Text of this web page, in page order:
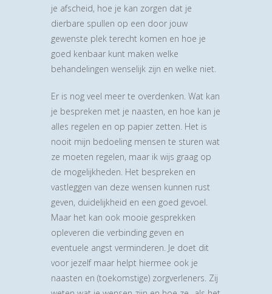
je afscheid, hoe je kan zorgen dat je
dierbare spullen op een door jouw
gewenste plek terecht komen en hoe je
goed kenbaar kunt maken welke
behandelingen wenselijk zijn en welke niet.
Er is nog veel meer te overdenken. Wat kan
je bespreken met je naasten, en hoe kan je
alles regelen en op papier zetten. Het is
nooit mijn bedoeling mensen te sturen wat
ze moeten regelen, maar ik wijs graag op
de mogelijkheden. Het bespreken en
vastleggen van deze wensen kunnen rust
geven, duidelijkheid en een goed gevoel.
Maar het kan ook mooie gesprekken
opleveren die verbinding geven en
eventuele angst verminderen. Je doet dit
voor jezelf maar helpt hiermee ook je
naasten en (toekomstige) zorgverleners. Zij